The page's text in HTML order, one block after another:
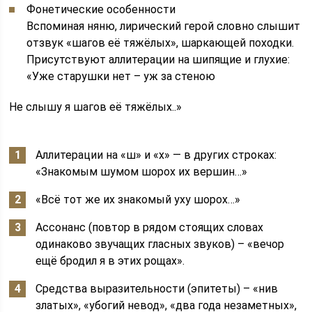
Фонетические особенности
Вспоминая няню, лирический герой словно слышит
отзвук «шагов её тяжёлых», шаркающей походки.
Присутствуют аллитерации на шипящие и глухие:
«Уже старушки нет – уж за стеною
Не слышу я шагов её тяжёлых..»
Аллитерации на «ш» и «х» — в других строках:
«Знакомым шумом шорох их вершин…»
«Всё тот же их знакомый уху шорох…»
Ассонанс (повтор в рядом стоящих словах
одинаково звучащих гласных звуков) – «вечор
ещё бродил я в этих рощах».
Средства выразительности (эпитеты) – «нив
златых», «убогий невод», «два года незаметных»,